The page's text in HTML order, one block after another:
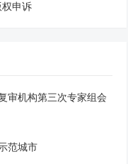
权申诉
审机构第三次专家组会
范城市